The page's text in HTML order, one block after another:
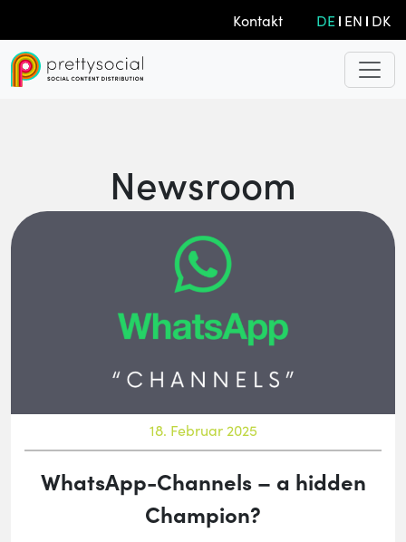
Kontakt DE EN DK
Newsroom
18. Februar 2025
WhatsApp-Channels – a hidden
Champion?